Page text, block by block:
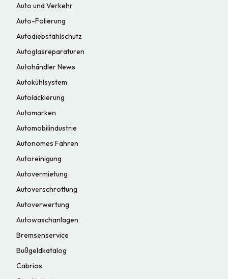
Auto und Verkehr
Auto-Folierung
Autodiebstahlschutz
Autoglasreparaturen
Autohändler News
Autokühlsystem
Autolackierung
Automarken
Automobilindustrie
Autonomes Fahren
Autoreinigung
Autovermietung
Autoverschrottung
Autoverwertung
Autowaschanlagen
Bremsenservice
Bußgeldkatalog
Cabrios